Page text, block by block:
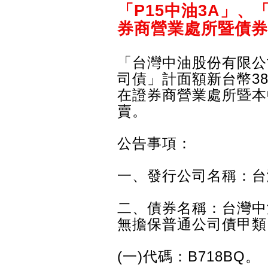
「P15中油3A」、
券商營業處所暨債
「台灣中油股份有限
司債」計面額新台幣
在證券商營業處所暨
賣。
公告事項：
一、發行公司名稱：
二、債券名稱：台灣
無擔保普通公司債甲
(一)代碼：B718BQ。